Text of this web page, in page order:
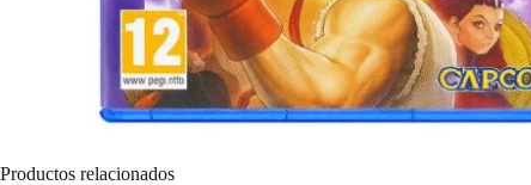
Productos relacionados